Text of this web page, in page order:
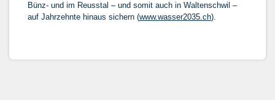
Bünz- und im Reusstal – und somit auch in Waltenschwil –
auf Jahrzehnte hinaus sichern (www.wasser2035.ch).